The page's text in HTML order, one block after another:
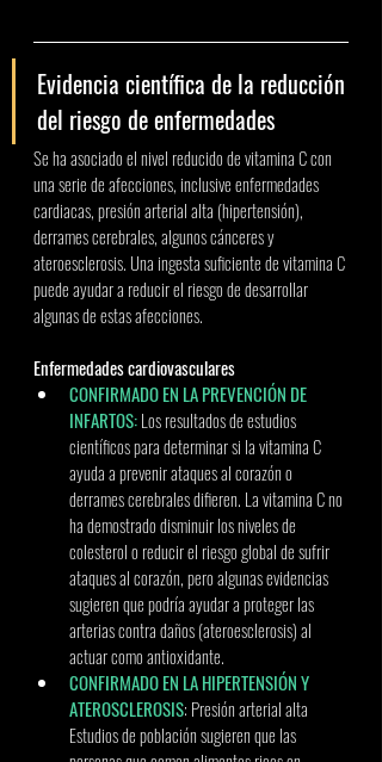
Evidencia científica de la reducción
del riesgo de enfermedades
Se ha asociado el nivel reducido de vitamina C con
una serie de afecciones, inclusive enfermedades
cardiacas, presión arterial alta (hipertensión),
derrames cerebrales, algunos cánceres y
ateroesclerosis. Una ingesta suficiente de vitamina C
puede ayudar a reducir el riesgo de desarrollar
algunas de estas afecciones.
Enfermedades cardiovasculares
CONFIRMADO EN LA PREVENCIÓN DE
INFARTOS:Los resultados de estudios
científicos para determinar si la vitamina C
ayuda a prevenir ataques al corazón o
derrames cerebrales difieren. La vitamina C no
ha demostrado disminuir los niveles de
colesterol o reducir el riesgo global de sufrir
ataques al corazón, pero algunas evidencias
sugieren que podría ayudar a proteger las
arterias contra daños (ateroesclerosis) al
actuar como antioxidante.
CONFIRMADO EN LA HIPERTENSIÓN Y
ATEROSCLEROSIS: Presión arterial alta
Estudios de población sugieren que las